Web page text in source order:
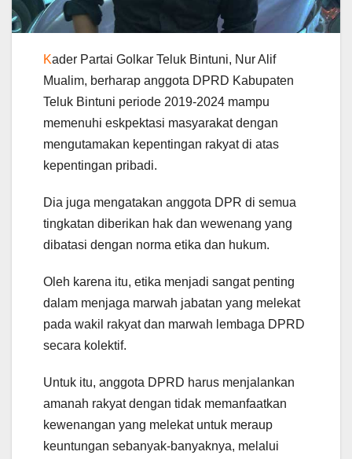
Kader Partai Golkar Teluk Bintuni, Nur Alif
Mualim, berharap anggota DPRD Kabupaten
Teluk Bintuni periode 2019-2024 mampu
memenuhi eskpektasi masyarakat dengan
mengutamakan kepentingan rakyat di atas
kepentingan pribadi.
Dia juga mengatakan anggota DPR di semua
tingkatan diberikan hak dan wewenang yang
dibatasi dengan norma etika dan hukum.
Oleh karena itu, etika menjadi sangat penting
dalam menjaga marwah jabatan yang melekat
pada wakil rakyat dan marwah lembaga DPRD
secara kolektif.
Untuk itu, anggota DPRD harus menjalankan
amanah rakyat dengan tidak memanfaatkan
kewenangan yang melekat untuk meraup
keuntungan sebanyak-banyaknya, melalui